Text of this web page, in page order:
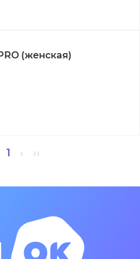
(женская)
1 › ››